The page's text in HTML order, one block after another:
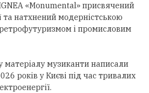
«Monumental» присвячений
та натхнений модерністською
і промисловим
матеріалу музиканти написали
років у Києві під час тривалих